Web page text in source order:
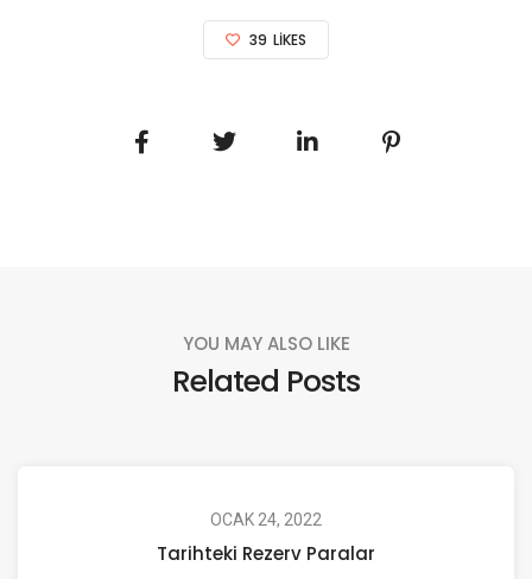
39 LIKES
YOU MAY ALSO LIKE
Related Posts
OCAK 24, 2022
Tarihteki Rezerv Paralar